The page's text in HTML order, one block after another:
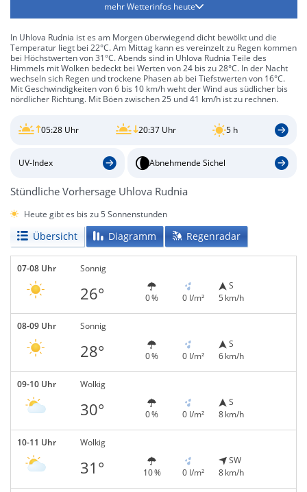
mehr Wetterinfos heute
In Uhlova Rudnia ist es am Morgen überwiegend dicht bewölkt und die
Temperatur liegt bei 22°C. Am Mittag kann es vereinzelt zu Regen kommen
bei Höchstwerten von 31°C. Abends sind in Uhlova Rudnia Teile des
Himmels mit Wolken bedeckt bei Werten von 24 bis zu 28°C. In der Nacht
wechseln sich Regen und trockene Phasen ab bei Tiefstwerten von 16°C.
Mit Geschwindigkeiten von 6 bis 10 km/h weht der Wind aus südlicher bis
nördlicher Richtung. Mit Böen zwischen 25 und 41 km/h ist zu rechnen.
05:28 Uhr 20:37 Uhr 5 h
UV-Index Abnehmende Sichel
Stündliche Vorhersage Uhlova Rudnia
Heute gibt es bis zu 5 Sonnenstunden
Übersicht Diagramm Regenradar
07-08 Uhr Sonnig
26° 0 % 0 l/m²
S
5 km/h
08-09 Uhr Sonnig
28° 0 % 0 l/m²
S
6 km/h
09-10 Uhr Wolkig
30° 0 % 0 l/m²
S
8 km/h
10-11 Uhr Wolkig
31° 10 % 0 l/m²
SW
8 km/h